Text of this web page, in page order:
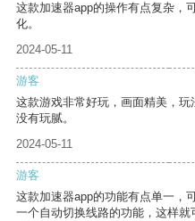
这款加速器app的操作有点复杂，
化。
2024-05-11
游客
这款游戏非常好玩，画面精美，
没有玩腻。
2024-05-11
游客
这款加速器app的功能有点单一，
一个自动切换线路的功能，这样